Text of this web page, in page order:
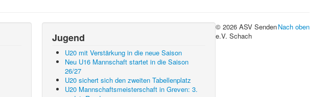
Jugend
U20 mit Verstärkung in die neue Saison
Neu U16 Mannschaft startet in die Saison
26/27
U20 sichert sich den zweiten Tabellenplatz
U20 Mannschaftsmeisterschaft in Greven: 3.
Nach oben
© 2026 ASV Senden
e.V. Schach